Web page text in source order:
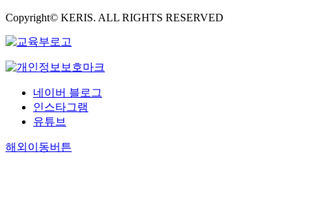
Copyright© KERIS. ALL RIGHTS RESERVED
네이버 블로그
인스타그램
유튜브
해외이동버튼